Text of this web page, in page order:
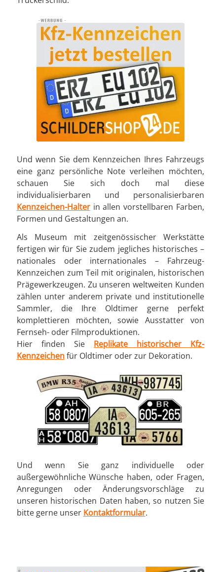
Und wenn Sie dem Kennzeichen Ihres Fahrzeugs
eine ganz persönliche Note verleihen möchten,
schauen Sie sich doch mal diese
individualisierbaren und personalisierbaren
Kennzeichen-Halterin allen vorstellbaren Farben,
Formen und Gestaltungen an.
Als Museum mit zeitgenössischer Werkstätte
fertigen wir für Sie zudem jegliches historisches –
nationales oder internationales – Fahrzeug-
Kennzeichen zum Teil mit originalen, historischen
Prägewerkzeugen. Zu unseren weltweiten Kunden
zählen unter anderem private und institutionelle
Sammler, die Ihre Oldtimer gerne perfekt
komplettieren möchten, sowie Ausstatter von
Fernseh- oder Filmproduktionen.
Hier finden Sie Replikate historischer Kfz-
Kennzeichenfür Oldtimer oder zur Dekoration.
Und wenn Sie ganz individuelle oder
außergewöhnliche Wünsche haben, oder Fragen,
Anregungen oder Änderungsvorschläge zu
unseren historischen Daten haben, so nutzen Sie
bitte gerne unser Kontaktformular.